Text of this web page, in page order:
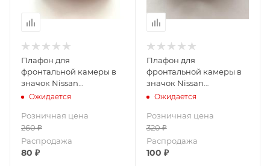
Плафон для
фронтальной камеры в
значок Nissan
универсальный
3703
Ожидается
Розничная цена
260₽
Распродажа
80 ₽
Плафон для
фронтальной камеры в
значок Nissan
универсальный
3702
Ожидается
Розничная цена
320₽
Распродажа
100 ₽